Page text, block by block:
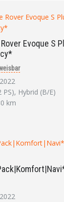
Evoque S
PS), Hybrid (B/E)
km